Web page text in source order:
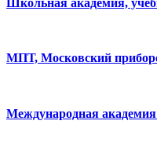
МПТ, Московский
Международная